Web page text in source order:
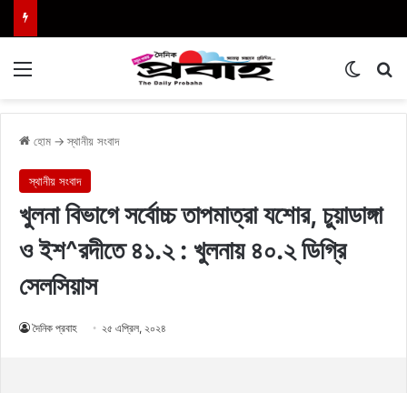
হোম → স্থানীয় সংবাদ
স্থানীয় সংবাদ
খুলনা বিভাগে সর্বোচ্চ তাপমাত্রা যশোর, চুয়াডাঙ্গা
ও ইশ^রদীতে ৪১.২ : খুলনায় ৪০.২ ডিগ্রি
সেলসিয়াস
দৈনিক প্রবাহ ২৫ এপ্রিল, ২০২৪